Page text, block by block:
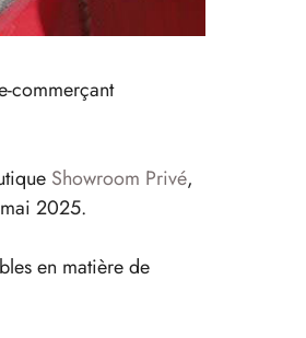
commerçant
Showroom Privé,
2025.
en matière de